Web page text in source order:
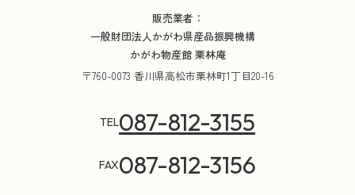
販売業者：
一般財団法人かがわ県産品振興機構
かがわ物産館 栗林庵
〒760-0073 香川県高松市栗林町1丁目20-16
TEL087-812-3155
FAX087-812-3156